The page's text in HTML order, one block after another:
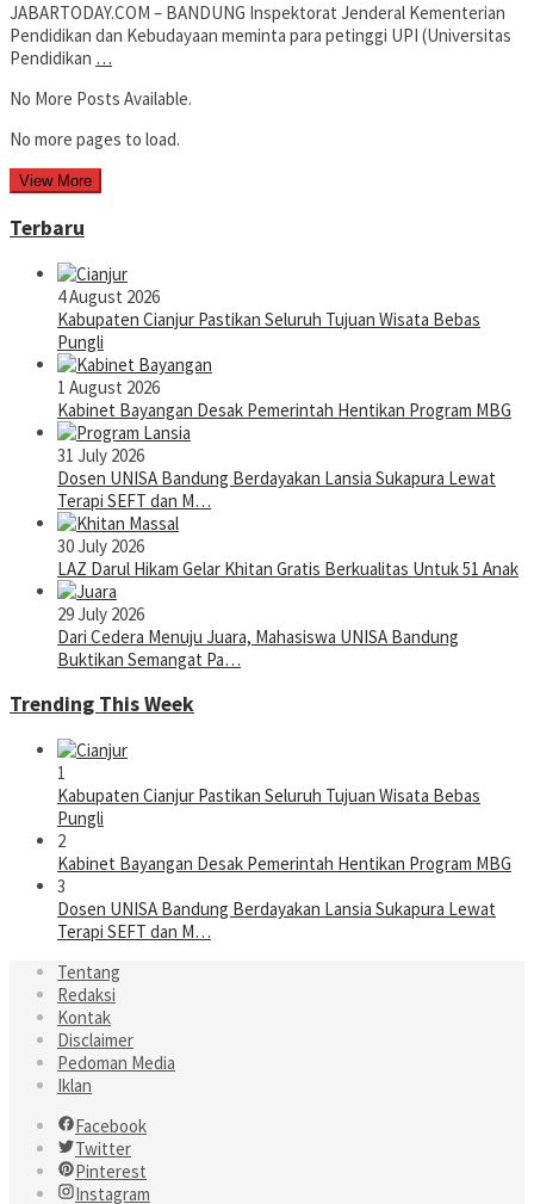
JABARTODAY.COM – BANDUNG Inspektorat Jenderal Kementerian
Pendidikan dan Kebudayaan meminta para petinggi UPI (Universitas
Pendidikan …
No More Posts Available.
No more pages to load.
View More
Terbaru
4 August 2026
Kabupaten Cianjur Pastikan Seluruh Tujuan Wisata Bebas
Pungli
1 August 2026
Kabinet Bayangan Desak Pemerintah Hentikan Program MBG
31 July 2026
Dosen UNISA Bandung Berdayakan Lansia Sukapura Lewat
Terapi SEFT dan M…
30 July 2026
LAZ Darul Hikam Gelar Khitan Gratis Berkualitas Untuk 51 Anak
29 July 2026
Dari Cedera Menuju Juara, Mahasiswa UNISA Bandung
Buktikan Semangat Pa…
Trending This Week
1
Kabupaten Cianjur Pastikan Seluruh Tujuan Wisata Bebas
Pungli
2
Kabinet Bayangan Desak Pemerintah Hentikan Program MBG
3
Dosen UNISA Bandung Berdayakan Lansia Sukapura Lewat
Terapi SEFT dan M…
Tentang
Redaksi
Kontak
Disclaimer
Pedoman Media
Iklan
Facebook
Twitter
Pinterest
Instagram